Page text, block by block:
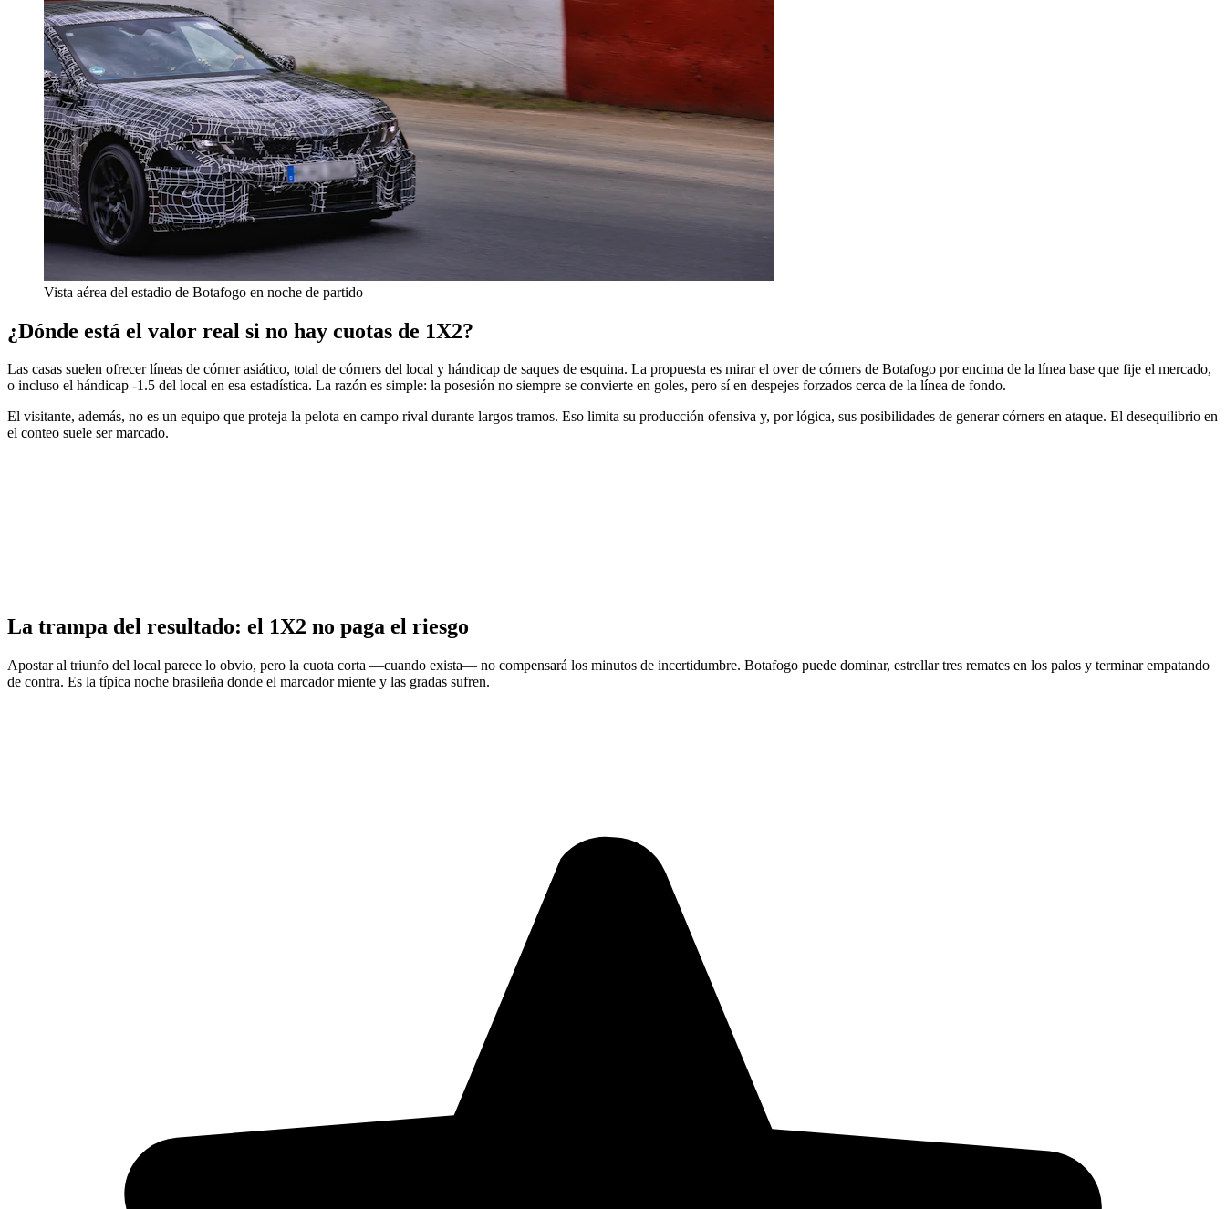
Vista aérea del estadio de Botafogo en noche de partido
¿Dónde está el valor real si no hay cuotas de 1X2?
Las casas suelen ofrecer líneas de córner asiático, total de córners del local y hándicap de saques de esquina. La propuesta es mirar el over de córners de Botafogo por encima de la línea base que fije el mercado,
o incluso el hándicap -1.5 del local en esa estadística. La razón es simple: la posesión no siempre se convierte en goles, pero sí en despejes forzados cerca de la línea de fondo.
El visitante, además, no es un equipo que proteja la pelota en campo rival durante largos tramos. Eso limita su producción ofensiva y, por lógica, sus posibilidades de generar córners en ataque. El desequilibrio en
el conteo suele ser marcado.
La trampa del resultado: el 1X2 no paga el riesgo
Apostar al triunfo del local parece lo obvio, pero la cuota corta —cuando exista— no compensará los minutos de incertidumbre. Botafogo puede dominar, estrellar tres remates en los palos y terminar empatando
de contra. Es la típica noche brasileña donde el marcador miente y las gradas sufren.